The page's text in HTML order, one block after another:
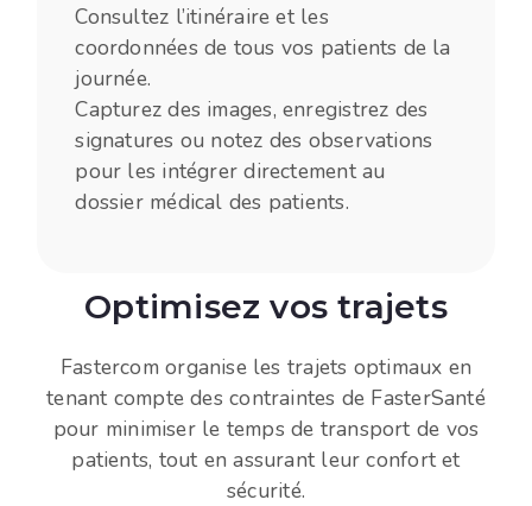
Consultez l’itinéraire et les
coordonnées de tous vos patients de la
journée.
Capturez des images, enregistrez des
signatures ou notez des observations
pour les intégrer directement au
dossier médical des patients.
Optimisez vos trajets
Fastercom organise les trajets optimaux en
tenant compte des contraintes de FasterSanté
pour minimiser le temps de transport de vos
patients, tout en assurant leur confort et
sécurité.